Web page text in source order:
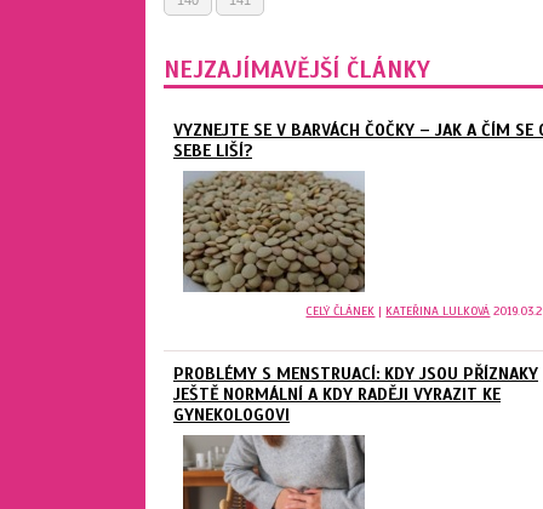
NEJZAJÍMAVĚJŠÍ ČLÁNKY
VYZNEJTE SE V BARVÁCH ČOČKY – JAK A ČÍM SE
SEBE LIŠÍ?
CELÝ ČLÁNEK | KATEŘINA LULKOVÁ
PROBLÉMY S MENSTRUACÍ: KDY JSOU PŘÍZNAKY
JEŠTĚ NORMÁLNÍ A KDY RADĚJI VYRAZIT KE
GYNEKOLOGOVI